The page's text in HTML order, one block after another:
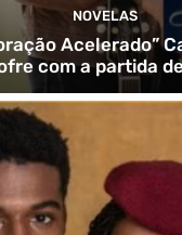
NOVELAS
Acelerado”
com a partida